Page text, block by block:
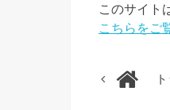
このサイト
こちらをご